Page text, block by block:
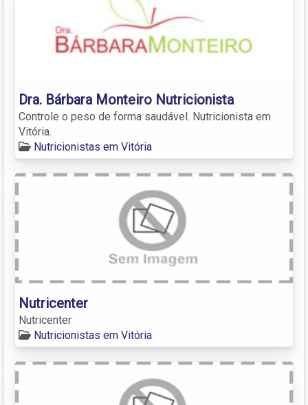
Dra. Bárbara Monteiro Nutricionista
Controle o peso de forma saudável. Nutricionista em
Vitória.
Nutricionistas em Vitória
Nutricenter
Nutricenter
Nutricionistas em Vitória